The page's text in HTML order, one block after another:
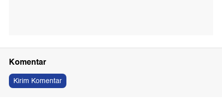
Komentar
Kirim Komentar